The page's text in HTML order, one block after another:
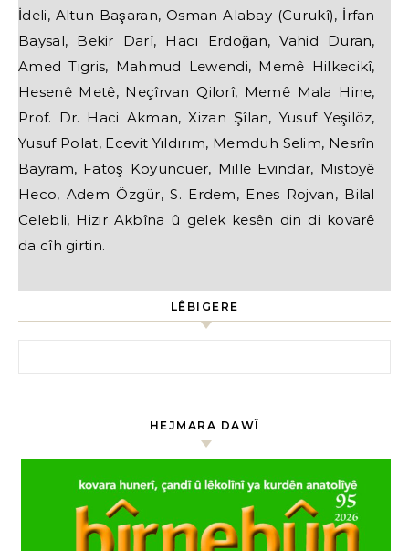
İdeli, Altun Başaran, Osman Alabay (Curukî), İrfan
Baysal, Bekir Darî, Hacı Erdoğan, Vahid Duran,
Amed Tigris, Mahmud Lewendi, Memê Hilkecikî,
Hesenê Metê, Neçîrvan Qilorî, Memê Mala Hine,
Prof. Dr. Haci Akman, Xizan Şîlan, Yusuf Yeşilöz,
Yusuf Polat, Ecevit Yıldırım, Memduh Selim, Nesrîn
Bayram, Fatoş Koyuncuer, Mille Evindar, Mistoyê
Heco, Adem Özgür, S. Erdem, Enes Rojvan, Bilal
Celebli, Hizir Akbîna û gelek kesên din di kovarê
da cîh girtin.
LÊBIGERE
HEJMARA DAWÎ